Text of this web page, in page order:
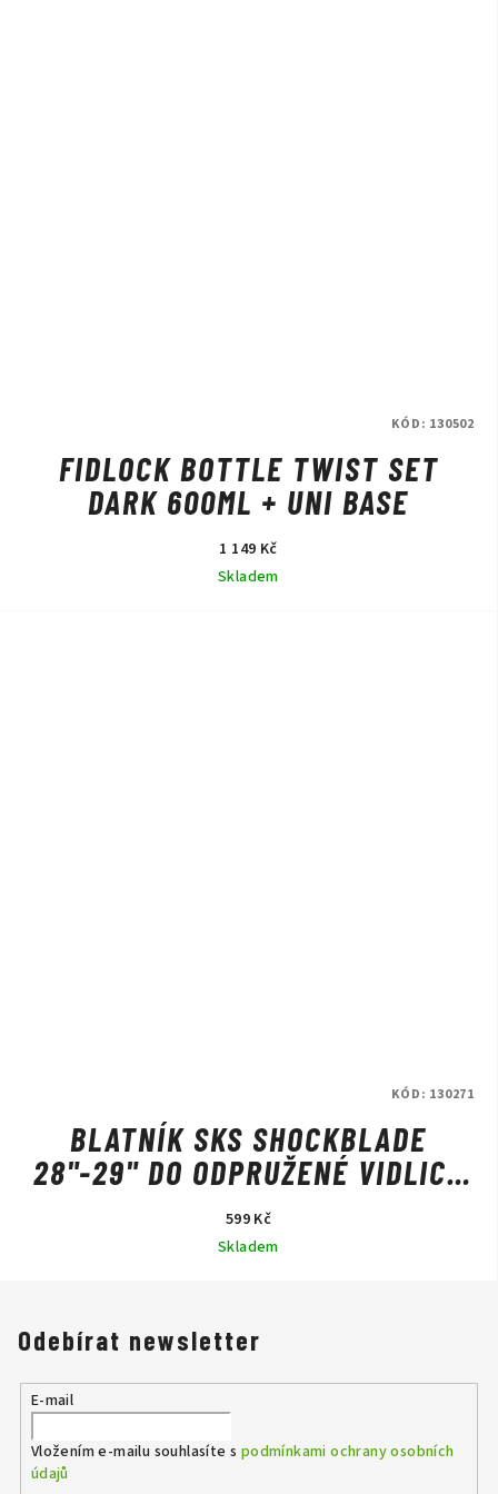
FIDLOCK BOTTLE TWIST SET
DARK 600ML + UNI BASE
1 149 Kč
Skladem
KÓD: 130502
BLATNÍK SKS SHOCKBLADE
28"-29" DO ODPRUŽENÉ VIDLICE
ČERNO/ČERNÝ
599 Kč
Skladem
KÓD: 130271
Odebírat newsletter
E-mail
Vložením e-mailu souhlasíte s podmínkami ochrany osobních
údajů